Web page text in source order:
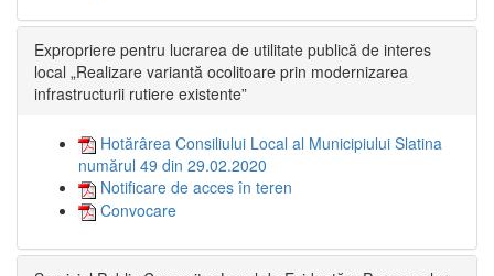
Expropriere pentru lucrarea de utilitate publică de interes
local „Realizare variantă ocolitoare prin modernizarea
infrastructurii rutiere existente”
Hotărârea Consiliului Local al Municipiului Slatina
numărul 49 din 29.02.2020
Notificare de acces în teren
Convocare